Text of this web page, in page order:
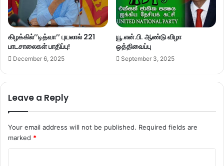
கிழக்கில்’’டித்வா’’ புயலால் 221
பாடசாலைகள் பாதிப்பு!
December 6, 2025
யூ.என்.பி. ஆண்டு விழா
ஒத்திவைப்பு
September 3, 2025
Leave a Reply
Your email address will not be published. Required fields are
marked *